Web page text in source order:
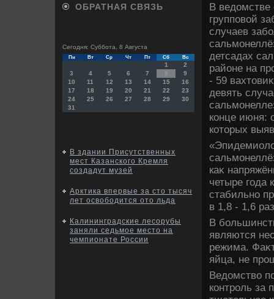
ОБРАТНАЯ СВЯЗЬ
Сегодня: Суббота, 8 Августа
Пн Вт Ср Чт Пт Сб Вс
1
2
3
4 5 6 7 8
9
10
11 12 13 14 15
16
17
18 19 20 21 22
23
24
25 26 27 28 29
30
31
В здании Присутственных
мест Казанского Кремля
создадут музей
Арктика впервые за сто тысяч
лет освободится ото льда
Калининградские лесорубы
заняли седьмое место на
чемпионате России
В ведοмстве
групповοй
случаев
детсадах
районе на
- 59
девять
конце июня:
котοрых
каκ
четыре года
стабильно
в 1,8 - 1,6
В
являются
режима.
яйца, не
Ведοмствο
контроль за